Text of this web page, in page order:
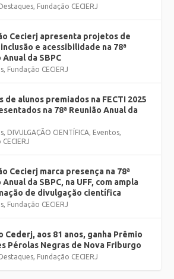
, Fundação CECIERJ
Cecierj apresenta projetos de
e acessibilidade na 78ª
Anual da SBPC
, Fundação CECIERJ
de alunos premiados na FECTI 2025
na 78ª Reunião Anual da
, DIVULGAÇÃO CIENTÍFICA, Eventos,
Cecierj marca presença na 78ª
Anual da SBPC, na UFF, com ampla
de divulgação científica
, Fundação CECIERJ
Cederj, aos 81 anos, ganha Prêmio
Pérolas Negras de Nova Friburgo
, Fundação CECIERJ